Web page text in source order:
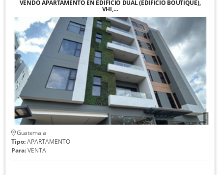
VENDO APARTAMENTO EN EDIFICIO DUAL (EDIFICIO BOUTIQUE),
VHI,…
Guatemala
Tipo:APARTAMENTO
Para:VENTA